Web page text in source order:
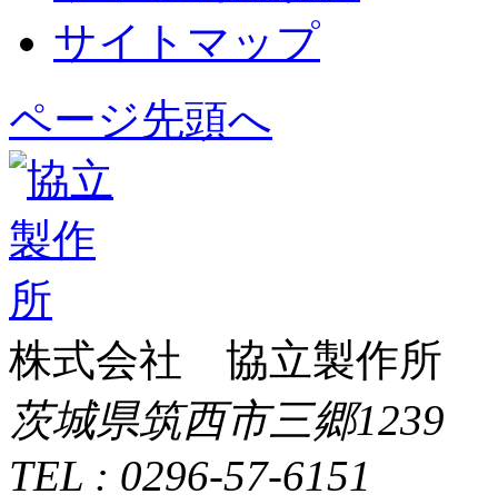
サイトマップ
ページ先頭へ
株式会社 協立製作所
茨城県筑西市三郷1239
TEL : 0296-57-6151